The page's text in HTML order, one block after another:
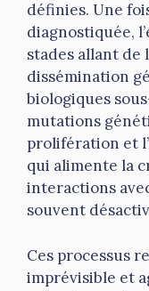
définies. Une
diagnostiquée,
stades allant de
dissémination
biologiques
mutations
prolifération et
qui alimente la
interactions
souvent
Ces processus
imprévisible et